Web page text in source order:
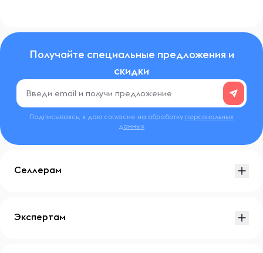
Получайте специальные предложения и
скидки
Подписываясь, я даю согласие на обработку персональных
данных
Селлерам
Экспертам